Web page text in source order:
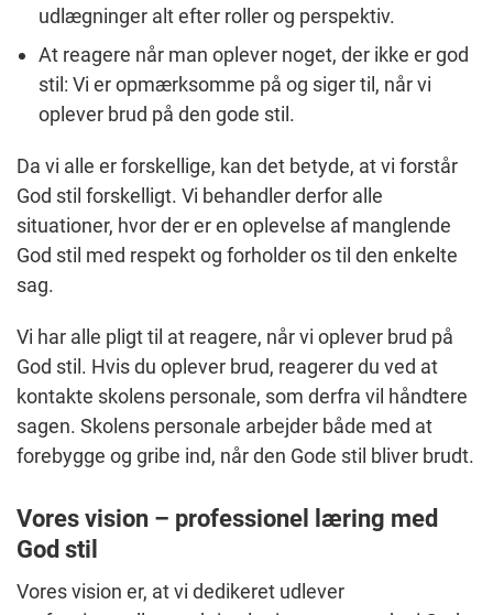
udlægninger alt efter roller og perspektiv.
At reagere når man oplever noget, der ikke er god
stil: Vi er opmærksomme på og siger til, når vi
oplever brud på den gode stil.
Da vi alle er forskellige, kan det betyde, at vi forstår
God stil forskelligt. Vi behandler derfor alle
situationer, hvor der er en oplevelse af manglende
God stil med respekt og forholder os til den enkelte
sag.
Vi har alle pligt til at reagere, når vi oplever brud på
God stil. Hvis du oplever brud, reagerer du ved at
kontakte skolens personale, som derfra vil håndtere
sagen. Skolens personale arbejder både med at
forebygge og gribe ind, når den Gode stil bliver brudt.
Vores vision – professionel læring med
God stil
Vores vision er, at vi dedikeret udlever